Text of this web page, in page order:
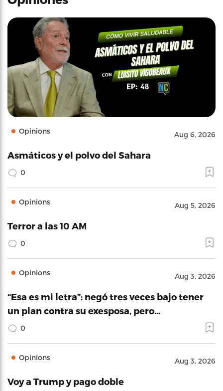
Opinions Aug 6, 2026
Asmáticos y el polvo del Sahara
0
Opinions Aug 5, 2026
Terror a las 10 AM
0
Opinions Aug 3, 2026
“Esa es mi letra”: negó tres veces bajo tener
un plan contra su exesposa, pero…
0
Opinions Aug 3, 2026
Voy a Trump y pago doble